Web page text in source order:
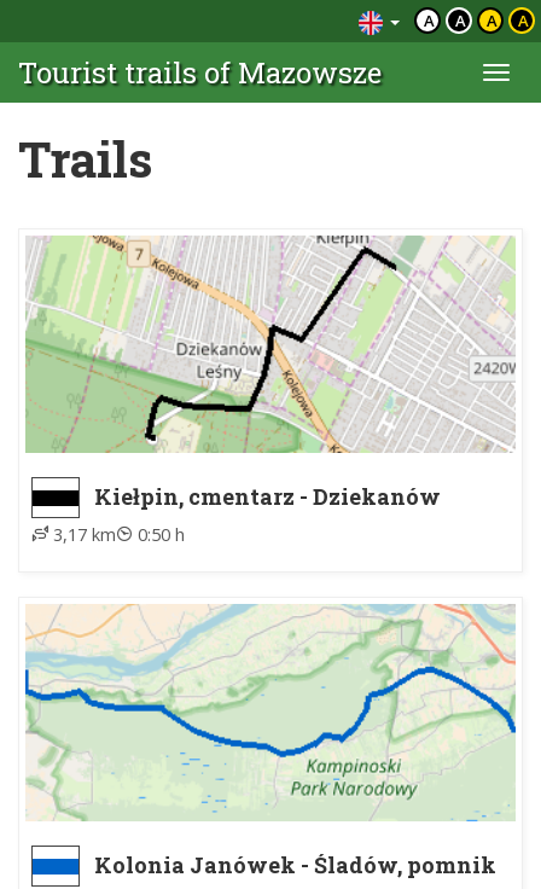
A A A A
Tourist trails of Mazowsze
Trails
Kiełpin, cmentarz - Dziekanów
Leśny, ZTM
3,17 km 0:50 h
Kolonia Janówek - Śladów, pomnik